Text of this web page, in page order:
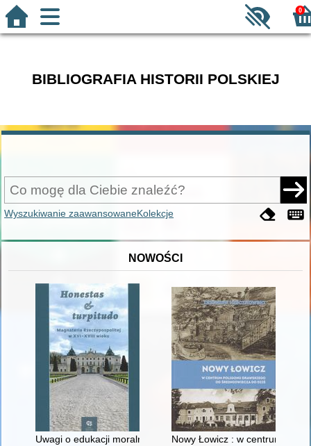
0
BIBLIOGRAFIA HISTORII POLSKIEJ
Wyszukiwanie zaawansowaneKolekcje
NOWOŚCI
Uwagi o edukacji moralnej synów szlacheckich w XVI-
Nowy Łowicz : w centrum